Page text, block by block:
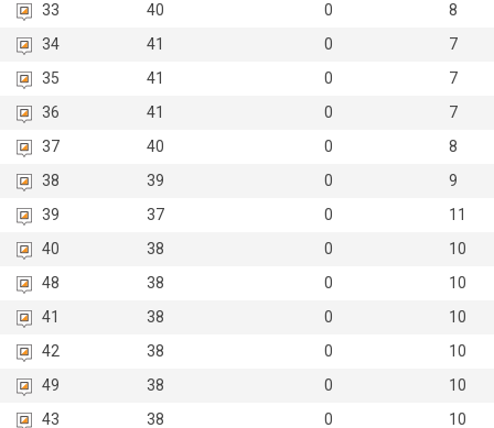
33
40 0
8
34
41 0
7
35
41 0
7
36
41 0
7
37
40 0
8
38
39 0
9
39
37 0
11
40
38 0
10
48
38 0
10
41
38 0
10
42
38 0
10
49
38 0
10
43
38 0
10